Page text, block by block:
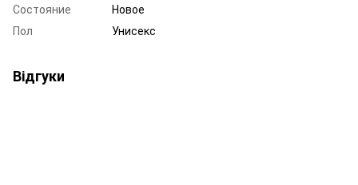
Состояние
Новое
Пол
Унисекс
Відгуки